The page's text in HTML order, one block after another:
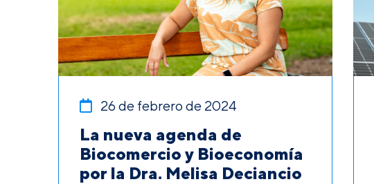
26 de febrero de 2024
La nueva agenda de
Biocomercio y Bioeconomía
por la Dra. Melisa Deciancio